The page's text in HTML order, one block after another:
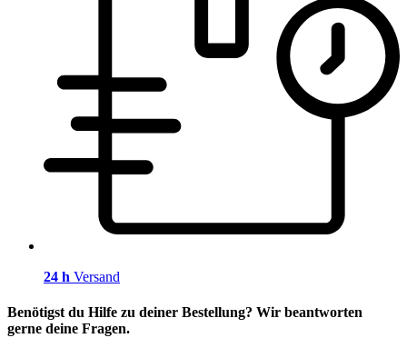
24 h Versand
Benötigst du Hilfe zu deiner Bestellung? Wir beantworten
gerne deine Fragen.